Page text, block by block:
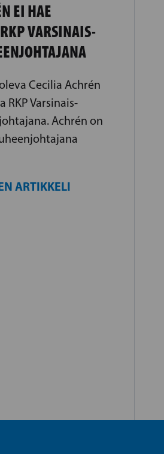
EI HAE
VARSINAIS-
Cecilia Achrén
RKP Varsinais-
Achrén on
ARTIKKELI